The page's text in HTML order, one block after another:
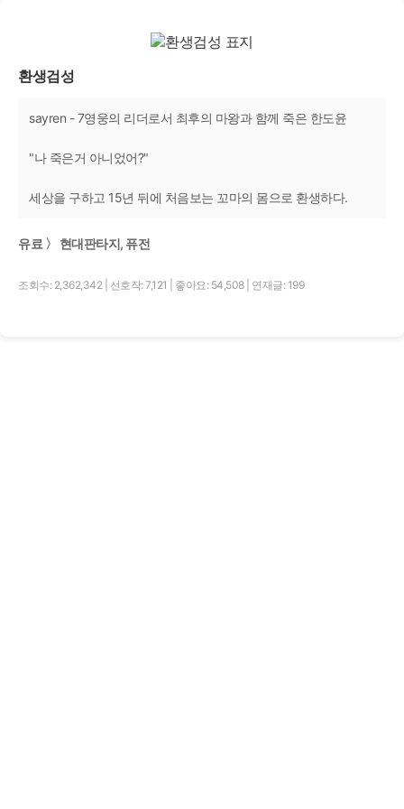
환생검성
sayren - 7영웅의 리더로서 최후의 마왕과 함께 죽은 한도윤
"나 죽은거 아니었어?"
세상을 구하고 15년 뒤에 처음보는 꼬마의 몸으로 환생하다.
유료 〉 현대판타지, 퓨전
조회수: 2,362,342 선호작: 7,121 좋아요: 54,508 연재글: 199